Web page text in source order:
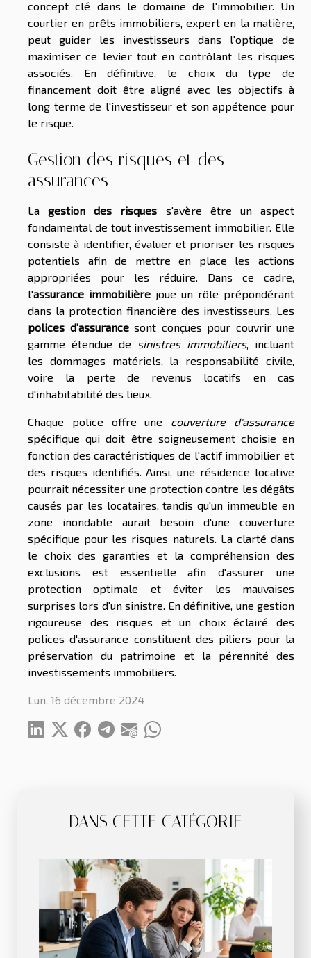
DANS CETTE CATÉGORIE
concept clé dans le domaine de l'immobilier. Un
courtier en prêts immobiliers, expert en la matière,
peut guider les investisseurs dans l'optique de
maximiser ce levier tout en contrôlant les risques
associés. En définitive, le choix du type de
financement doit être aligné avec les objectifs à
long terme de l'investisseur et son appétence pour
le risque.
Gestion des risques et des
assurances
Lagestion des risques s'avère être un aspect
fondamental de tout investissement immobilier. Elle
consiste à identifier, évaluer et prioriser les risques
potentiels afin de mettre en place les actions
appropriées pour les réduire. Dans ce cadre,
l'assurance immobilière joue un rôle prépondérant
dans la protection financière des investisseurs. Les
polices d'assurancesont conçues pour couvrir une
gamme étendue de
sinistres immobiliers, incluant
les dommages matériels, la responsabilité civile,
voire la perte de revenus locatifs en cas
d'inhabitabilité des lieux.
Chaque police offre une couverture d'assurance
spécifique qui doit être soigneusement choisie en
fonction des caractéristiques de l'actif immobilier et
des risques identifiés. Ainsi, une résidence locative
pourrait nécessiter une protection contre les dégâts
causés par les locataires, tandis qu'un immeuble en
zone inondable aurait besoin d'une couverture
spécifique pour les risques naturels. La clarté dans
le choix des garanties et la compréhension des
exclusions est essentielle afin d'assurer une
protection optimale et éviter les mauvaises
surprises lors d'un sinistre. En définitive, une gestion
rigoureuse des risques et un choix éclairé des
polices d'assurance constituent des piliers pour la
préservation du patrimoine et la pérennité des
investissements immobiliers.
Lun. 16 décembre 2024